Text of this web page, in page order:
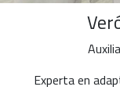
Experta en